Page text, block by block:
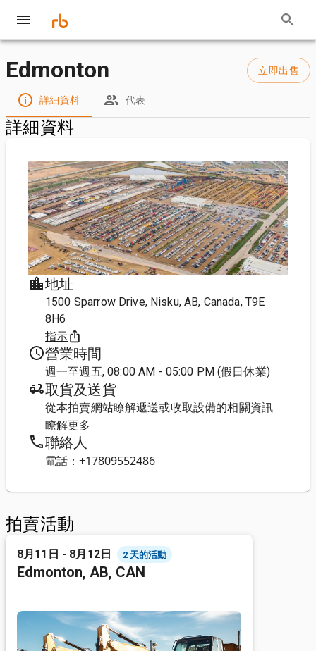
Edmonton 立即出售
詳細資料 代表
詳細資料
地址
1500 Sparrow Drive, Nisku, AB, Canada, T9E
8H6
指示
營業時間
週一至週五, 08:00 AM - 05:00 PM (假日休業)
取貨及送貨
從本拍賣網站瞭解遞送或收取設備的相關資訊
瞭解更多
聯絡人
電話：+17809552486
拍賣活動
8月11日 - 8月12日 2 天的活動
Edmonton, AB, CAN